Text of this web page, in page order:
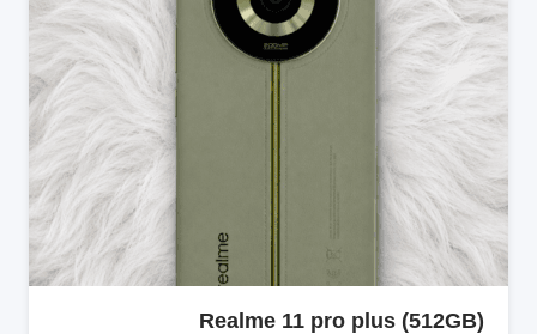
Realme 11 pro plus (512GB)